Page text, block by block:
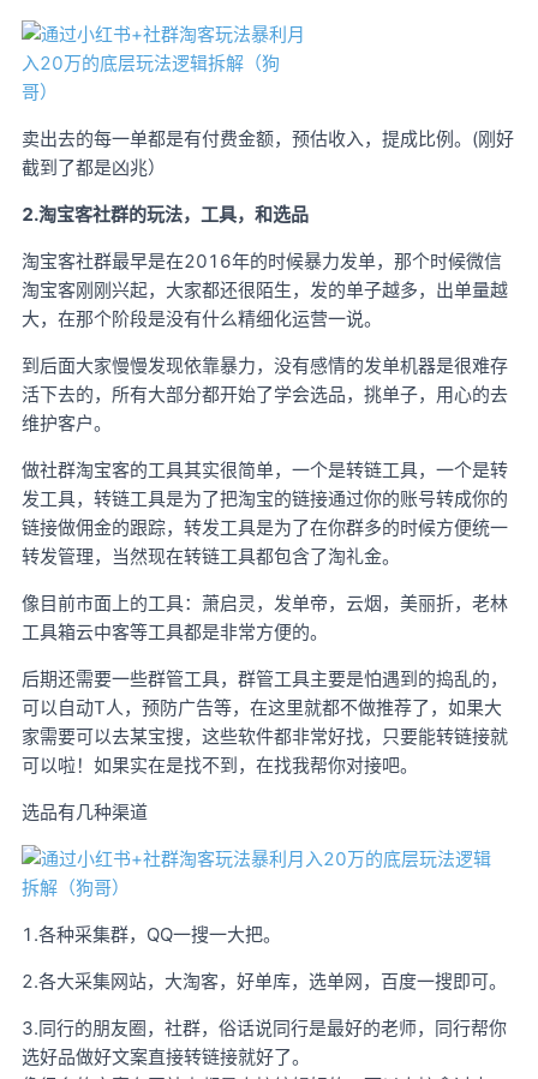
卖出去的每一单都是有付费金额，预估收入，提成比例。(刚好
截到了都是凶兆）
2.淘宝客社群的玩法，工具，和选品
淘宝客社群最早是在2016年的时候暴力发单，那个时候微信
淘宝客刚刚兴起，大家都还很陌生，发的单子越多，出单量越
大，在那个阶段是没有什么精细化运营一说。
到后面大家慢慢发现依靠暴力，没有感情的发单机器是很难存
活下去的，所有大部分都开始了学会选品，挑单子，用心的去
维护客户。
做社群淘宝客的工具其实很简单，一个是转链工具，一个是转
发工具，转链工具是为了把淘宝的链接通过你的账号转成你的
链接做佣金的跟踪，转发工具是为了在你群多的时候方便统一
转发管理，当然现在转链工具都包含了淘礼金。
像目前市面上的工具：萧启灵，发单帝，云烟，美丽折，老林
工具箱云中客等工具都是非常方便的。
后期还需要一些群管工具，群管工具主要是怕遇到的捣乱的，
可以自动T人，预防广告等，在这里就都不做推荐了，如果大
家需要可以去某宝搜，这些软件都非常好找，只要能转链接就
可以啦！如果实在是找不到，在找我帮你对接吧。
选品有几种渠道
1.各种采集群，QQ一搜一大把。
2.各大采集网站，大淘客，好单库，选单网，百度一搜即可。
3.同行的朋友圈，社群，俗话说同行是最好的老师，同行帮你
选好品做好文案直接转链接就好了。